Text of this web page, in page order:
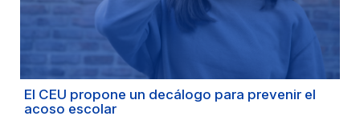
El CEU propone un decálogo para prevenir el
acoso escolar